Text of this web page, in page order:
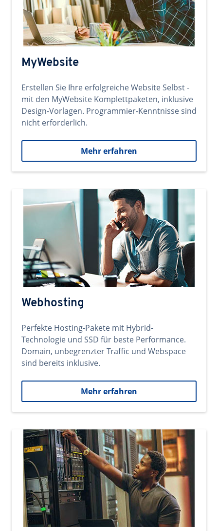
MyWebsite
Erstellen Sie Ihre erfolgreiche Website Selbst -
mit den MyWebsite Komplettpaketen, inklusive
Design-Vorlagen. Programmier-Kenntnisse sind
nicht erforderlich.
Mehr erfahren
Webhosting
Perfekte Hosting-Pakete mit Hybrid-
Technologie und SSD für beste Performance.
Domain, unbegrenzter Traffic und Webspace
sind bereits inklusive.
Mehr erfahren